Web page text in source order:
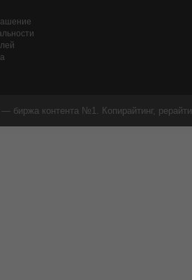
биржа контента №1. Копирайтинг,